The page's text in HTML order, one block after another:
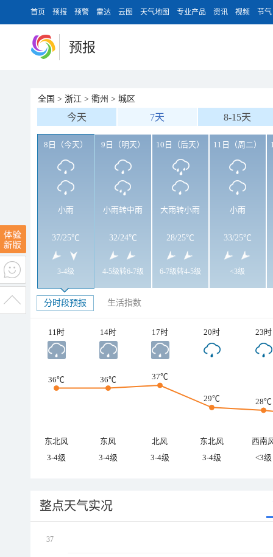
首页 预报 预警 雷达 云图 天气地图 专业产品 资讯 视频 节气
预报
全国 > 浙江 > 衢州 > 城区
今天 7天 8-15天
8日（今天）
小雨
37/25℃
3-4级
9日（明天）
小雨转中雨
32/24℃
4-5级转6-7级
10日（后天）
大雨转小雨
28/25℃
6-7级转4-5级
11日（周二）
小雨
33/25℃
<3级
分时段预报 生活指数
11时 14时 17时 20时 23时
36℃ 36℃ 37℃
29℃ 28℃
东北风 东风 北风 东北风
西南
3-4级
3-4级 3-4级 3-4级 <3级
整点天气实况
37